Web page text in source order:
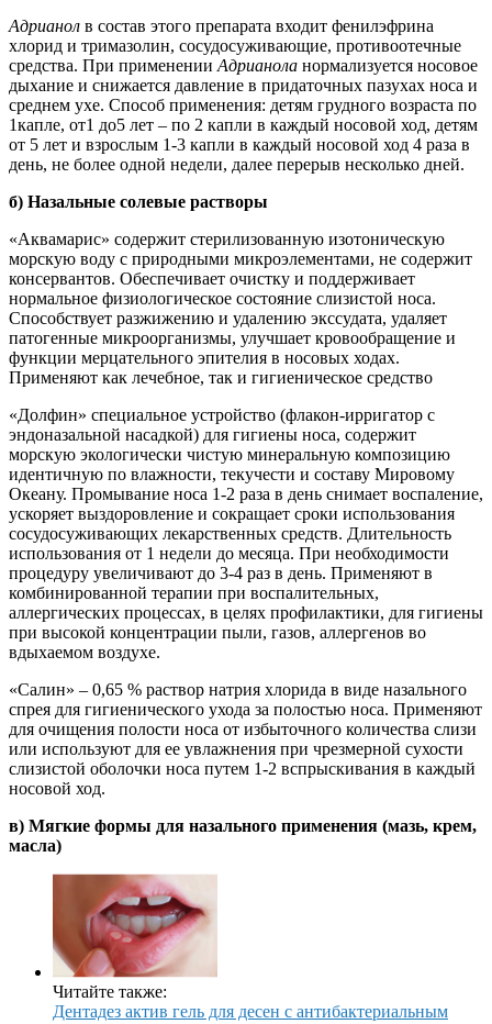
Адрианол в состав этого препарата входит фенилэфрина
хлорид и тримазолин, сосудосуживающие, противоотечные
средства. При примененииАдрианола нормализуется носовое
дыхание и снижается давление в придаточных пазухах носа и
среднем ухе. Способ применения: детям грудного возраста по
1капле, от1 до5 лет – по 2 капли в каждый носовой ход, детям
от 5 лет и взрослым 1-3 капли в каждый носовой ход 4 раза в
день, не более одной недели, далее перерыв несколько дней.
б) Назальные солевые растворы
«Аквамарис» содержит стерилизованную изотоническую
морскую воду с природными микроэлементами, не содержит
консервантов. Обеспечивает очистку и поддерживает
нормальное физиологическое состояние слизистой носа.
Способствует разжижению и удалению экссудата, удаляет
патогенные микроорганизмы, улучшает кровообращение и
функции мерцательного эпителия в носовых ходах.
Применяют как лечебное, так и гигиеническое средство
«Долфин» специальное устройство (флакон-ирригатор с
эндоназальной насадкой) для гигиены носа, содержит
морскую экологически чистую минеральную композицию
идентичную по влажности, текучести и составу Мировому
Океану. Промывание носа 1-2 раза в день снимает воспаление,
ускоряет выздоровление и сокращает сроки использования
сосудосуживающих лекарственных средств. Длительность
использования от 1 недели до месяца. При необходимости
процедуру увеличивают до 3-4 раз в день. Применяют в
комбинированной терапии при воспалительных,
аллергических процессах, в целях профилактики, для гигиены
при высокой концентрации пыли, газов, аллергенов во
вдыхаемом воздухе.
«Салин» – 0,65 % раствор натрия хлорида в виде назального
спрея для гигиенического ухода за полостью носа. Применяют
для очищения полости носа от избыточного количества слизи
или используют для ее увлажнения при чрезмерной сухости
слизистой оболочки носа путем 1-2 вспрыскивания в каждый
носовой ход.
в) Мягкие формы для назального применения (мазь, крем,
масла)
Читайте также:
Дентадез актив гель для десен с антибактериальным